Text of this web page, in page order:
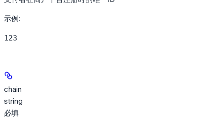
示例:
123
chain
string
必填